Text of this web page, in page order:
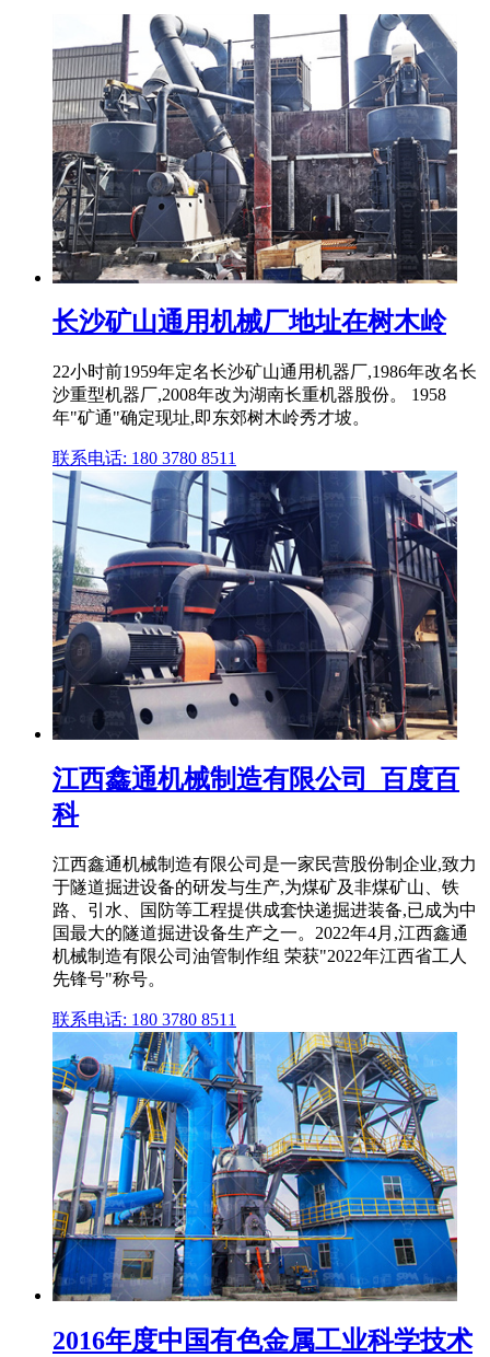
长沙矿山通用机械厂地址在树木岭
22小时前1959年定名长沙矿山通用机器厂,1986年改名长
沙重型机器厂,2008年改为湖南长重机器股份。 1958
年"矿通"确定现址,即东郊树木岭秀才坡。
联系电话: 180 3780 8511
江西鑫通机械制造有限公司_百度百
科
江西鑫通机械制造有限公司是一家民营股份制企业,致力
于隧道掘进设备的研发与生产,为煤矿及非煤矿山、铁
路、引水、国防等工程提供成套快递掘进装备,已成为中
国最大的隧道掘进设备生产之一。2022年4月,江西鑫通
机械制造有限公司油管制作组 荣获"2022年江西省工人
先锋号"称号。
联系电话: 180 3780 8511
2016年度中国有色金属工业科学技术